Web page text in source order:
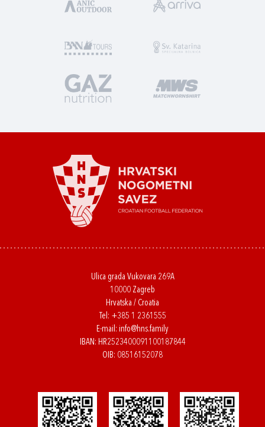
Ulica grada Vukovara 269A
10000 Zagreb
Hrvatska / Croatia
Tel: +385 1 2361555
E-mail: info@hns.family
IBAN: HR2523400091100187844
OIB: 08516152078